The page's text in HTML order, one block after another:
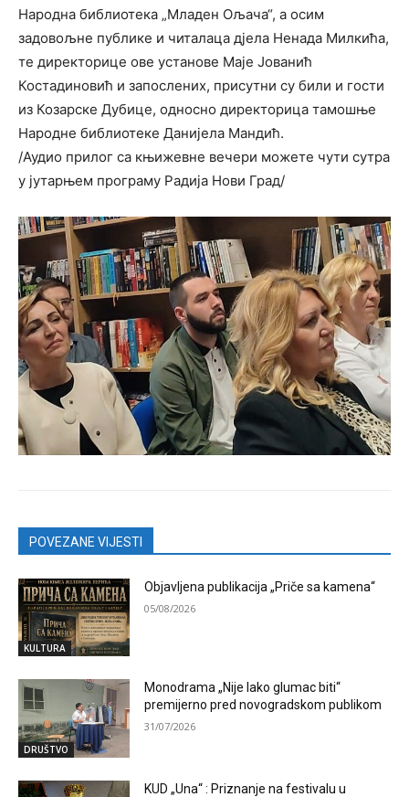
Народна библиотека „Младен Ољача“, а осим
задовољне публике и читалаца дјела Ненада Милкића,
те директорице ове установе Маје Јованић
Костадиновић и запослених, присутни су били и гости
из Козарске Дубице, односно директорица тамошње
Народне библиотеке Данијела Мандић.
/Аудио прилог са књижевне вечери можете чути сутра
у јутарњем програму Радија Нови Град/
POVEZANE VIJESTI
KULTURA
Objavljena publikacija „Priče sa kamena“
05/08/2026
DRUŠTVO
Monodrama „Nije lako glumac biti“
premijerno pred novogradskom publikom
31/07/2026
KUD „Una“ : Priznanje na festivalu u